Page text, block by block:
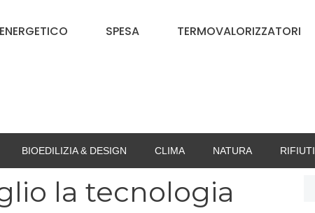
SPESA TERMOVALORIZZATORI
BIOEDILIZIA & DESIGN CLIMA NATURA RIFIUTI
la tecnologia